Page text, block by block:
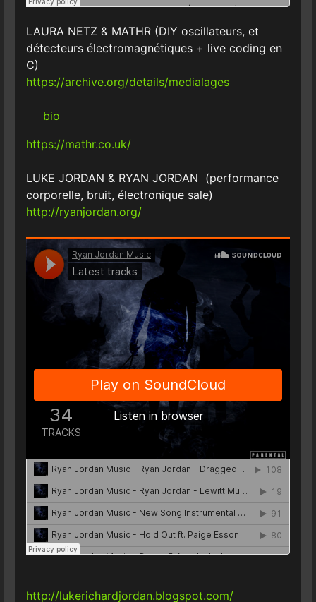
LAURA NETZ & MATHR (DIY oscillateurs, et
détecteurs électromagnétiques + live coding en
C)
https://archive.org/details/medialages
bio
https://mathr.co.uk/
LUKE JORDAN & RYAN JORDAN (performance
corporelle, bruit, électronique sale)
http://ryanjordan.org/
http://lukerichardjordan.blogspot.com/